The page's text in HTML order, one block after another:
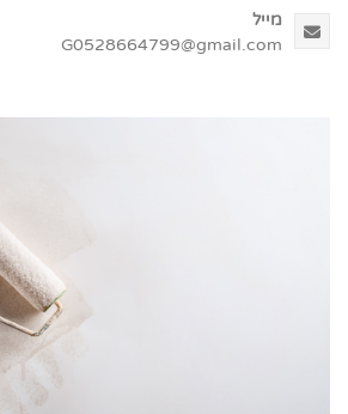
מייל
G0528664799@gmail.com